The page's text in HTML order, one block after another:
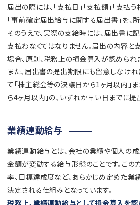
届出の際には、「支払日」「支払額」「支払
「事前確定届出給与に関する届出書」を、
そのうえで、実際の支給時には、届出書に
支払わなくてはなりません。届出の内容
場合、原則、税務上の損金算入が認められ
また、届出書の提出期限にも留意しなけれ
て「株主総会等の決議日から1ヶ月以内」
ら4ヶ月以内」の、いずれか早い日までに提
業績連動給与
業績連動給与とは、会社の業績や個人の
金額が変動する給与形態のことです。この
率、目標達成度など、あらかじめ定めた
決定される仕組みとなっています。
税務上、業績連動給与として損金算入を